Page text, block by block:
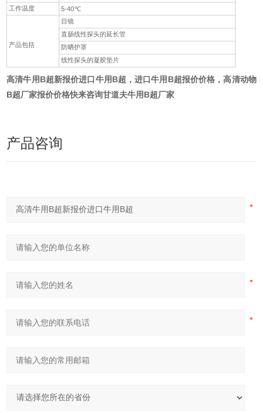
工作温度
5-40℃
产品包括
目镜
直肠线性探头的延长管
防晒护罩
线性探头的凝胶垫片
高清牛用B超新报价进口牛用B超，进口牛用B超报价价格，高清动物
B超厂家报价价格快来咨询甘道夫牛用B超厂家
产品咨询